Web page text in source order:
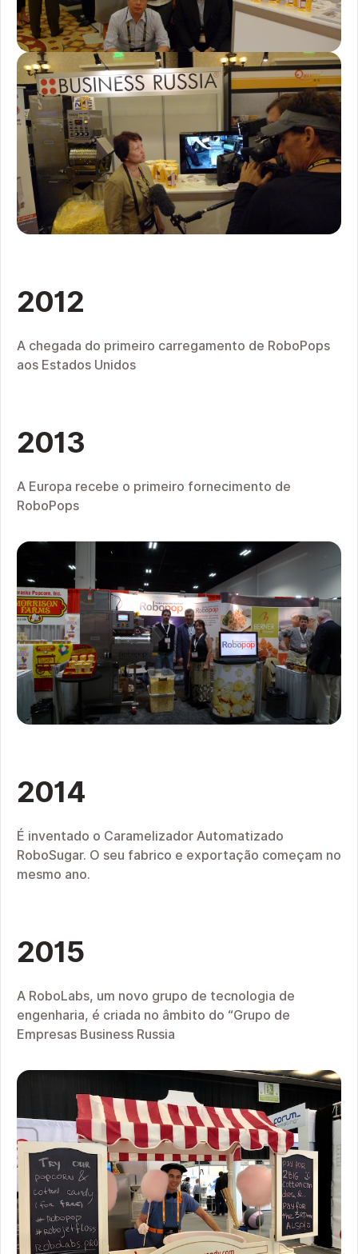
2012
A chegada do primeiro carregamento de RoboPops
aos Estados Unidos
2013
A Europa recebe o primeiro fornecimento de
RoboPops
2014
É inventado o Caramelizador Automatizado
RoboSugar. O seu fabrico e exportação começam no
mesmo ano.
2015
A RoboLabs, um novo grupo de tecnologia de
engenharia, é criada no âmbito do “Grupo de
Empresas Business Russia